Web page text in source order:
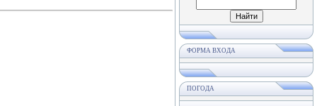
ФОРМА ВХОДА
ПОГОДА